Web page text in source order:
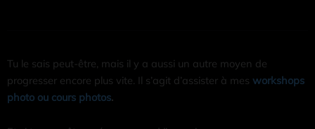
Tu le sais peut-être, mais il y a aussi un autre moyen de
progresser encore plus vite. Il s’agit d’assister à mes workshops
photo ou cours photos.